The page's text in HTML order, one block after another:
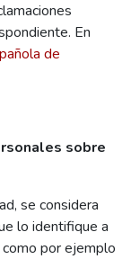
En
de
sobre
se considera
lo identifique a
por ejemplo